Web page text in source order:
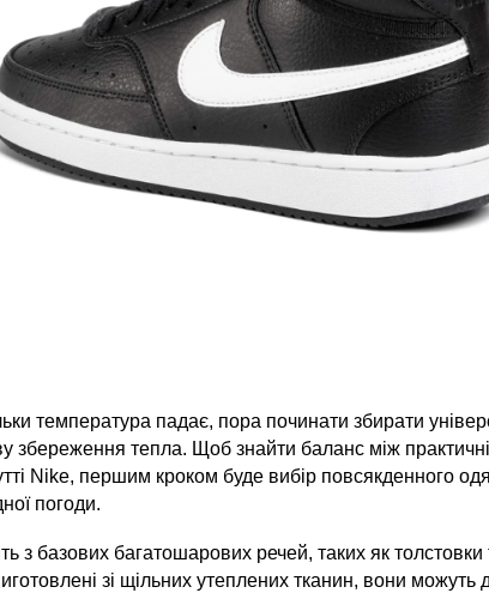
температура падає, пора починати збирати
збереження тепла. Щоб знайти баланс між
Nike, першим кроком буде вибір повсякденного
погоди.
з базових багатошарових речей, таких як
зі щільних утеплених тканин, вони можуть